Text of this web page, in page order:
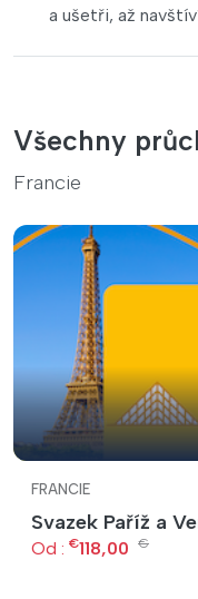
a ušetři, až
Všechny
Francie
FRANCIE
Svazek Paříž a
Od : €118,00 €